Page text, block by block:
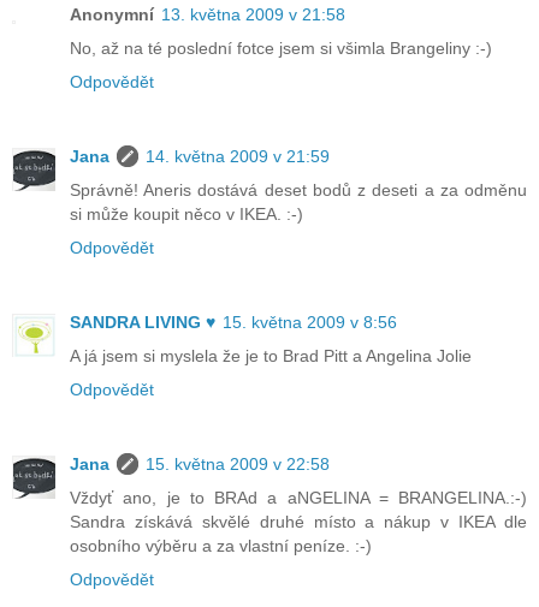
Anonymní 13. května 2009 v 21:58
No, až na té poslední fotce jsem si všimla Brangeliny :-)
Odpovědět
Jana
14. května 2009 v 21:59
Správně! Aneris dostává deset bodů z deseti a za odměnu
si může koupit něco v IKEA. :-)
Odpovědět
SANDRA LIVING ♥ 15. května 2009 v 8:56
A já jsem si myslela že je to Brad Pitt a Angelina Jolie
Odpovědět
Jana
15. května 2009 v 22:58
Vždyť ano, je to BRAd a aNGELINA = BRANGELINA.:-)
Sandra získává skvělé druhé místo a nákup v IKEA dle
osobního výběru a za vlastní peníze. :-)
Odpovědět